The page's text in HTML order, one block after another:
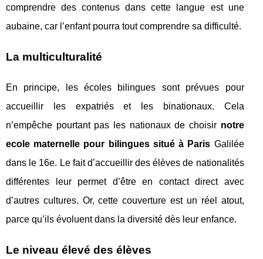
comprendre des contenus dans cette langue est une
aubaine, car l’enfant pourra tout comprendre sa difficulté.
La multiculturalité
En principe, les écoles bilingues sont prévues pour
accueillir les expatriés et les binationaux. Cela
n’empêche pourtant pas les nationaux de choisir notre
ecole maternelle pour bilingues situé à Paris Galilée
dans le 16e. Le fait d’accueillir des élèves de nationalités
différentes leur permet d’être en contact direct avec
d’autres cultures. Or, cette couverture est un réel atout,
parce qu’ils évoluent dans la diversité dès leur enfance.
Le niveau élevé des élèves